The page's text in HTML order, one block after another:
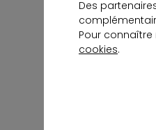
Des
Pour
cookies.